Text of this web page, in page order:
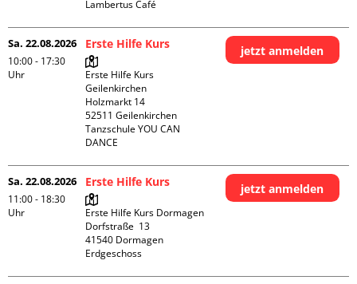
Lambertus Café
Sa. 22.08.2026
10:00 - 17:30
Uhr
Erste Hilfe Kurs
Erste Hilfe Kurs
Geilenkirchen
Holzmarkt 14
52511 Geilenkirchen
Tanzschule YOU CAN
DANCE
jetzt anmelden
Sa. 22.08.2026
11:00 - 18:30
Uhr
Erste Hilfe Kurs
Erste Hilfe Kurs Dormagen
Dorfstraße  13
41540 Dormagen
Erdgeschoss
jetzt anmelden